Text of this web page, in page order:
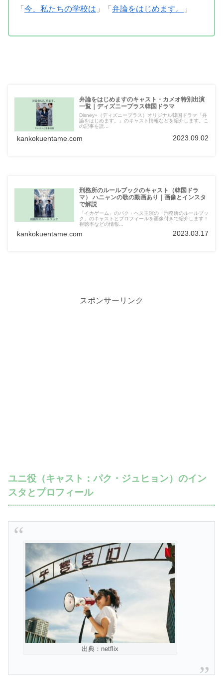
「 今、私たちの学校は 」「 弁論をはじめます。 」
弁論をはじめますのキャスト・カメオ特別出演
一覧｜ディズニープラス韓国ドラマ
Disney+（ディズニープラス）オリジナル韓国ドラマ「弁
論をはじめます。」のキャスト情報などを紹介します。こ
の記事を読...
kankokuentame.com 2023.09.02
刑務所のルールブックのキャスト（韓国ドラ
マ） ハニャンの歌の動画あり｜画像とインスタ
で解説
「イカゲーム」のパク・ヘス主演の「刑務所のルールブッ
ク」のキャストとプロフィールを画像付きで紹介します！
視聴率などの情報...
kankokuentame.com 2023.03.17
スポンサーリンク
ユニ役（キャスト：パク・ジュヒョン）のイン
スタとプロフィール
出典：netflix